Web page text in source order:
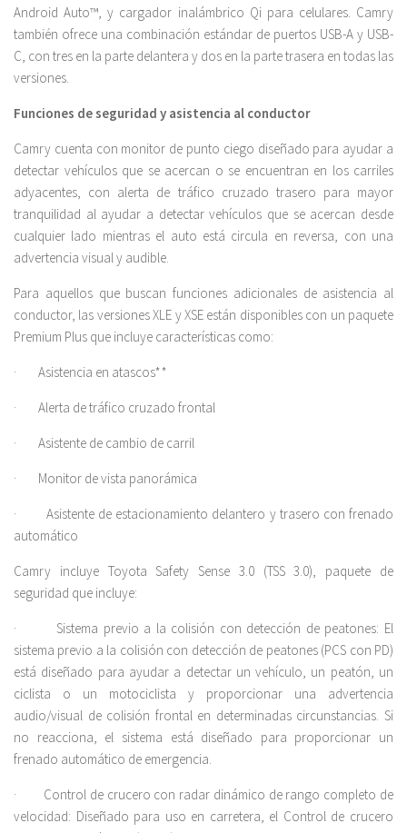
Android Auto™, y cargador inalámbrico Qi para celulares. Camry
también ofrece una combinación estándar de puertos USB-A y USB-
C, con tres en la parte delantera y dos en la parte trasera en todas las
versiones.
Funciones de seguridad y asistencia al conductor
Camry cuenta con monitor de punto ciego diseñado para ayudar a
detectar vehículos que se acercan o se encuentran en los carriles
adyacentes, con alerta de tráfico cruzado trasero para mayor
tranquilidad al ayudar a detectar vehículos que se acercan desde
cualquier lado mientras el auto está circula en reversa, con una
advertencia visual y audible.
Para aquellos que buscan funciones adicionales de asistencia al
conductor, las versiones XLE y XSE están disponibles con un paquete
Premium Plus que incluye características como:
· Asistencia en atascos**
· Alerta de tráfico cruzado frontal
· Asistente de cambio de carril
· Monitor de vista panorámica
· Asistente de estacionamiento delantero y trasero con frenado
automático
Camry incluye Toyota Safety Sense 3.0 (TSS 3.0), paquete de
seguridad que incluye:
· Sistema previo a la colisión con detección de peatones: El
sistema previo a la colisión con detección de peatones (PCS con PD)
está diseñado para ayudar a detectar un vehículo, un peatón, un
ciclista o un motociclista y proporcionar una advertencia
audio/visual de colisión frontal en determinadas circunstancias. Si
no reacciona, el sistema está diseñado para proporcionar un
frenado automático de emergencia.
· Control de crucero con radar dinámico de rango completo de
velocidad: Diseñado para uso en carretera, el Control de crucero